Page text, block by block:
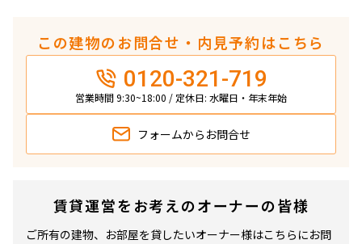
この建物のお問合せ・内見予約はこちら
0120-321-719
営業時間 9:30~18:00 / 定休日: 水曜日・年末年始
フォームから お問合せ
賃貸運営をお考えのオーナーの皆様
ご所有の建物、お部屋を貸したいオーナー様はこちらにお問